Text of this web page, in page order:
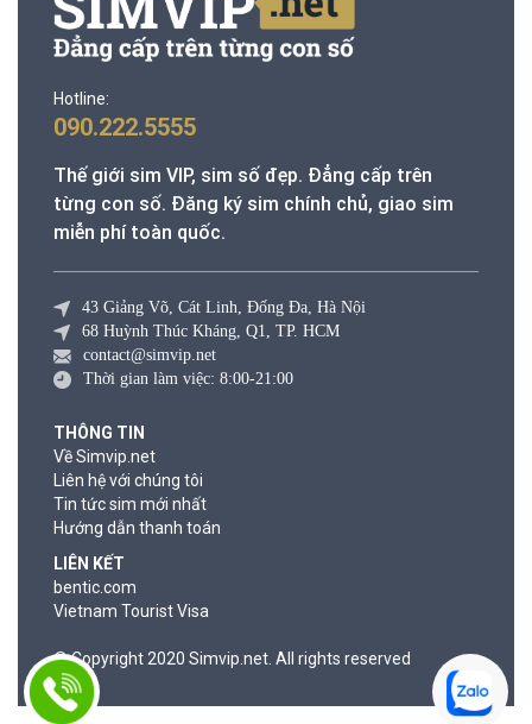
Hotline:
090.222.5555
Thế giới sim VIP, sim số đẹp. Đẳng cấp trên
từng con số. Đăng ký sim chính chủ, giao sim
miễn phí toàn quốc.
43 Giảng Võ, Cát Linh, Đống Đa, Hà Nội
68 Huỳnh Thúc Kháng, Q1, TP. HCM
contact@simvip.net
Thời gian làm việc: 8:00-21:00
THÔNG TIN
Về Simvip.net
Liên hệ với chúng tôi
Tin tức sim mới nhất
Hướng dẫn thanh toán
LIÊN KẾT
bentic.com
Vietnam Tourist Visa
© Copyright 2020 Simvip.net. All rights reserved
© Copyright 2020 Simvip.net. All rights reserved